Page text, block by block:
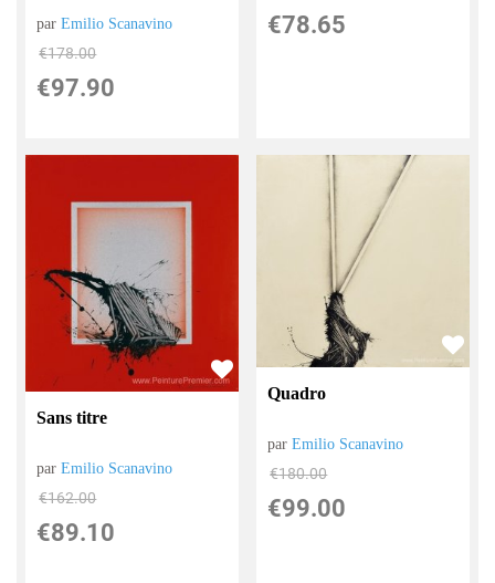
parEmilio Scanavino
€178.00
€97.90
€78.65
Sans titre
parEmilio Scanavino
€162.00
€89.10
Quadro
parEmilio Scanavino
€180.00
€99.00